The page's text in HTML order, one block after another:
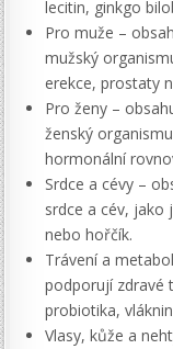
lecitin, ginkgo
Pro muže –
mužský
erekce, prostaty
Pro ženy –
ženský
hormonální
Srdce a cévy –
srdce a cév, jako
nebo hořčík.
Trávení a
podporují zdravé
probiotika,
Vlasy, kůže a